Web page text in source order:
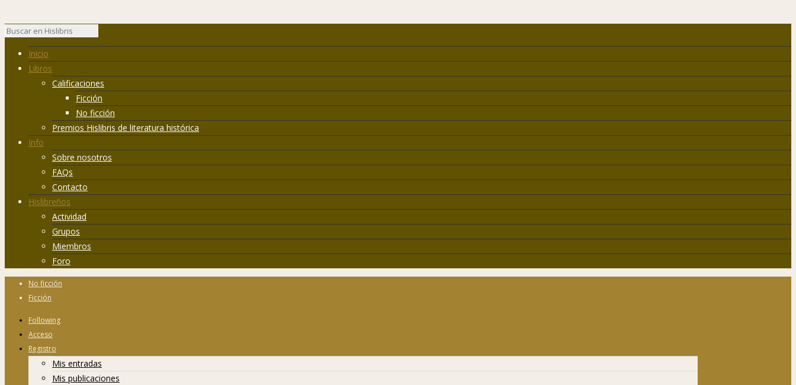
Inicio
Libros
Calificaciones
Ficción
No ficción
Premios Hislibris de literatura histórica
Info
Sobre nosotros
FAQs
Contacto
Hislibreños
Actividad
Grupos
Miembros
Foro
No ficción
Ficción
Following
Acceso
Registro
Mis entradas
Mis publicaciones